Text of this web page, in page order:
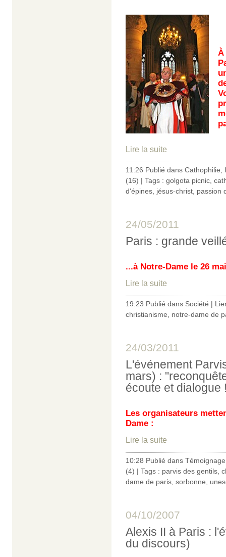
Lire la suite
11:26 Publié dans Cathophilie
(16) | Tags : golgota picnic
d'épines jésus-christ passion
24/05/2011
Paris : grande
...à Notre-Dame le 26
Lire la suite
19:23 Publié dans Société |
christianisme
notre-dame de
24/03/2011
L'événement
mars) :
écoute et dialogue
Les organisateurs
Dame :
Lire la suite
10:28 Publié dans
(4) | Tags : parvis des gentils
dame de paris sorbonne
04/10/2007
Alexis II à Paris :
du discours)